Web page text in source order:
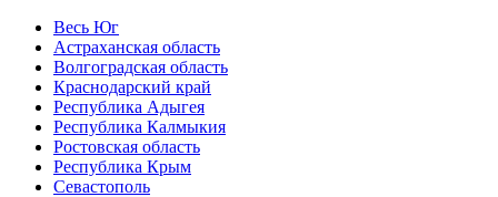
Весь Юг
Астраханская область
Волгоградская область
Краснодарский край
Республика Адыгея
Республика Калмыкия
Ростовская область
Республика Крым
Севастополь